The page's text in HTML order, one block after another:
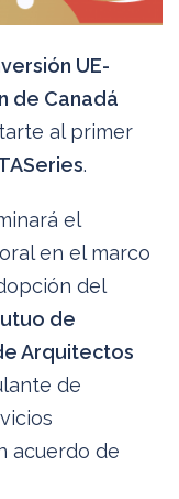
UE-
de Canadá
al primer
.
el
en el marco
del
de
Arquitectos
de
acuerdo de